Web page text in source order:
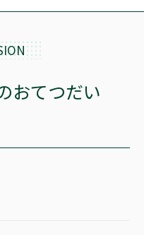
おてつだい